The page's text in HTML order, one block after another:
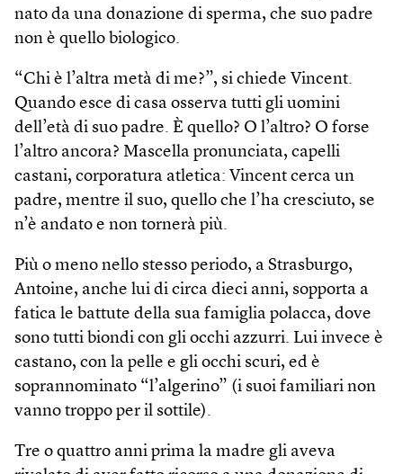
nato da una donazione di sperma, che suo padre
non è quello biologico.
“Chi è l’altra metà di me?”, si chiede Vincent.
Quando esce di casa osserva tutti gli uomini
dell’età di suo padre. È quello? O l’altro? O forse
l’altro ancora? Mascella pronunciata, capelli
castani, corporatura atletica: Vincent cerca un
padre, mentre il suo, quello che l’ha cresciuto, se
n’è andato e non tornerà più.
Più o meno nello stesso periodo, a Strasburgo,
Antoine, anche lui di circa dieci anni, sopporta a
fatica le battute della sua famiglia polacca, dove
sono tutti biondi con gli occhi azzurri. Lui invece è
castano, con la pelle e gli occhi scuri, ed è
soprannominato “l’algerino” (i suoi familiari non
vanno troppo per il sottile).
Tre o quattro anni prima la madre gli aveva